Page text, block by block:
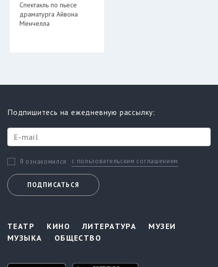
Спектакль по пьесе
драматурга Айвона
Менчелла
Подпишитесь на ежедневную рассылку:
Я ознакомился с пользовательским соглашением
ПОДПИСАТЬСЯ
ТЕАТР КИНО ЛИТЕРАТУРА
МУЗЕИ
МУЗЫКА
ОБЩЕСТВО